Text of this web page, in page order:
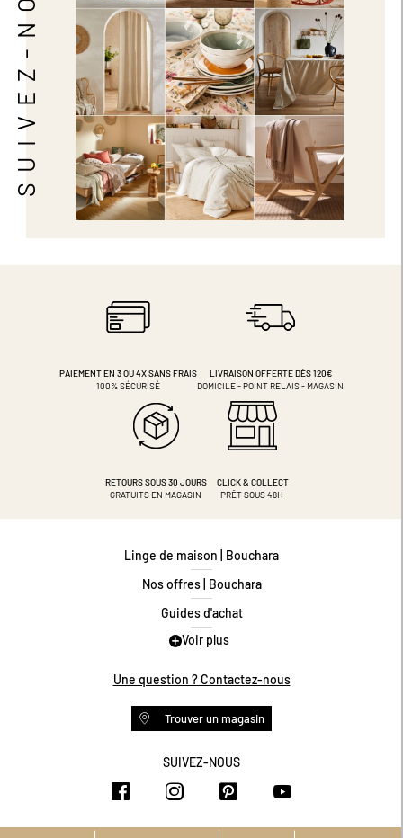
SUIVEZ-NOUS
PAIEMENT EN 3 OU 4XSANS FRAIS
100% SÉCURISÉ
LIVRAISON OFFERTE DÈS 120€
DOMICILE - POINT RELAIS - MAGASIN
RETOURS SOUS 30 JOURS
GRATUITS EN MAGASIN
CLICK & COLLECT
PRÊT SOUS 48H
Linge de maison | Bouchara
Nos offres | Bouchara
Guides d'achat
Guide des tailles
Programme de fidélité
Conditions des offres
Livraison et retours
Voir plus
Une question ? Contactez-nous
Trouver un magasin
SUIVEZ-NOUS
https://www.facebook.com/
https://https://